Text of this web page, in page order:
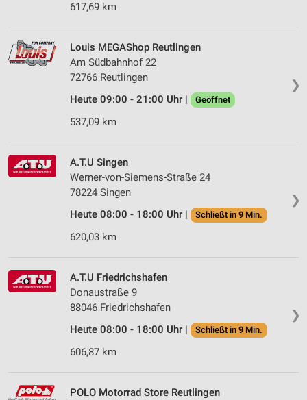
617,69 km
❯
Louis MEGAShop Reutlingen
Am Südbahnhof 22
72766 Reutlingen
Heute 09:00 - 21:00 Uhr |
Geöffnet
537,09 km
❯
A.T.U Singen
Werner-von-Siemens-Straße 24
78224 Singen
Heute 08:00 - 18:00 Uhr |
Schließt in 9 Min.
620,03 km
❯
A.T.U Friedrichshafen
Donaustraße 9
88046 Friedrichshafen
Heute 08:00 - 18:00 Uhr |
Schließt in 9 Min.
606,87 km
POLO Motorrad Store Reutlingen